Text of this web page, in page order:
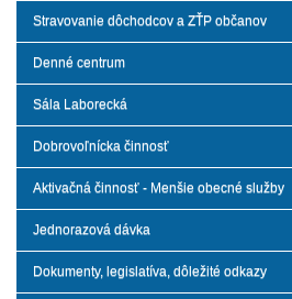
Stravovanie dôchodcov a ZŤP občanov
Denné centrum
Sála Laborecká
Dobrovoľnícka činnosť
Aktivačná činnosť - Menšie obecné služby
Jednorazová dávka
Dokumenty, legislatíva, dôležité odkazy